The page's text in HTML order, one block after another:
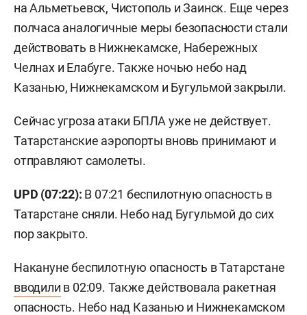
на Альметьевск, Чистополь и Заинск. Еще через
полчаса аналогичные меры безопасности стали
действовать в Нижнекамске, Набережных
Челнах и Елабуге. Также ночью небо над
Казанью, Нижнекамском и Бугульмой закрыли.
Сейчас угроза атаки БПЛА уже не действует.
Татарстанские аэропорты вновь принимают и
отправляют самолеты.
UPD (07:22): В 07:21 беспилотную опасность в
Татарстане сняли. Небо над Бугульмой до сих
пор закрыто.
Накануне беспилотную опасность в Татарстане
вводили в 02:09. Также действовала ракетная
опасность. Небо над Казанью и Нижнекамском